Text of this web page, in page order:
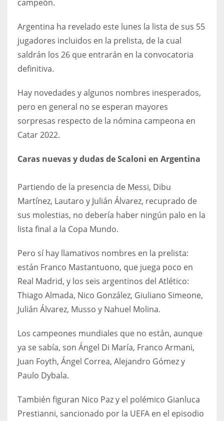
34
MIN
6
24
PIT
20
16
NYG
24
MIA
17
22
26
campeón.
Argentina ha revelado este lunes la lista de sus 55
jugadores incluidos en la prelista, de la cual
saldrán los 26 que entrarán en la convocatoria
definitiva.
Hay novedades y algunos nombres inesperados,
pero en general no se esperan mayores
sorpresas respecto de la nómina campeona en
Catar 2022.
Caras nuevas y dudas de Scaloni en Argentina
Partiendo de la presencia de Messi, Dibu
Martínez, Lautaro y Julián Álvarez, recuprado de
sus molestias, no debería haber ningún palo en la
lista final a la Copa Mundo.
Pero sí hay llamativos nombres en la prelista:
están Franco Mastantuono, que juega poco en
Real Madrid, y los seis argentinos del Atlético:
Thiago Almada, Nico González, Giuliano Simeone,
Julián Álvarez, Musso y Nahuel Molina.
Los campeones mundiales que no están, aunque
ya se sabía, son Ángel Di María, Franco Armani,
Juan Foyth, Ángel Correa, Alejandro Gómez y
Paulo Dybala.
También figuran Nico Paz y el polémico Gianluca
Prestianni, sancionado por la UEFA en el episodio